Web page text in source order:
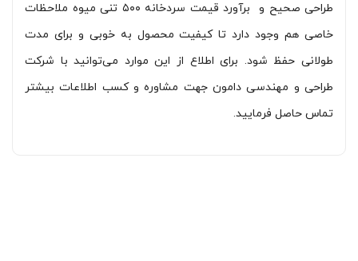
طراحی صحیح و برآورد قیمت سردخانه ۵۰۰ تنی میوه ملاحظات
خاصی هم وجود دارد تا کیفیت محصول به خوبی و برای مدت
طولانی حفظ شود. برای اطلاع از این موارد می‌توانید با شرکت
طراحی و مهندسی دامون جهت مشاوره و کسب اطلاعات بیشتر
تماس حاصل فرمایید.